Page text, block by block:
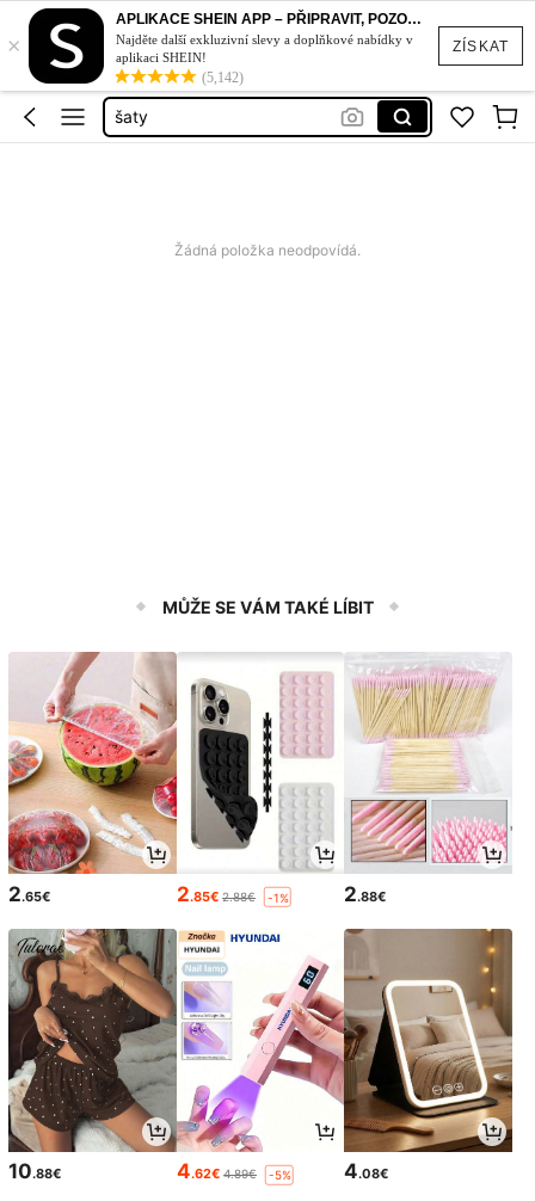
ZÍSKAT
×
APLIKACE SHEIN APP – PŘIPRAVIT, POZOR, STYL!
Najděte další exkluzivní slevy a doplňkové nabídky v
aplikaci SHEIN!
(5,142)
bikiny set
plavky
šaty
plavky damske
Žádná položka neodpovídá.
MŮŽE SE VÁM TAKÉ LÍBIT
2.65€ 2.85€ 2.88€ -1% 2.88€
10.88€ 4.62€ 4.89€ -5% 4.08€